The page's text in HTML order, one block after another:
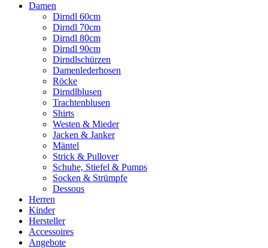
Damen
Dirndl 60cm
Dirndl 70cm
Dirndl 80cm
Dirndl 90cm
Dirndlschürzen
Damenlederhosen
Röcke
Dirndlblusen
Trachtenblusen
Shirts
Westen & Mieder
Jacken & Janker
Mäntel
Strick & Pullover
Schuhe, Stiefel & Pumps
Socken & Strümpfe
Dessous
Herren
Kinder
Hersteller
Accessoires
Angebote